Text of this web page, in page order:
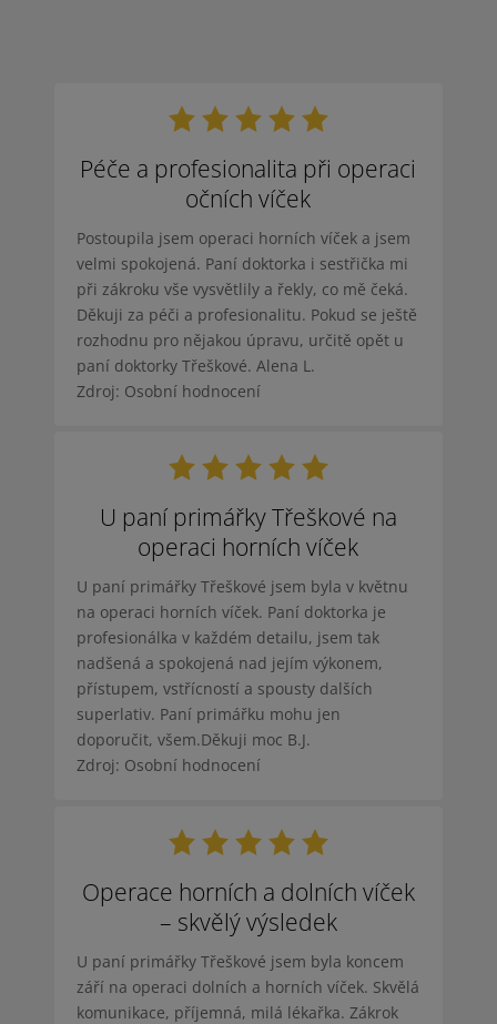
Péče a profesionalita při operaci
očních víček
Postoupila jsem operaci horních víček a jsem
velmi spokojená. Paní doktorka i sestřička mi
při zákroku vše vysvětlily a řekly, co mě čeká.
Děkuji za péči a profesionalitu. Pokud se ještě
rozhodnu pro nějakou úpravu, určitě opět u
paní doktorky Třeškové. Alena L.
Zdroj: Osobní hodnocení
U paní primářky Třeškové na
operaci horních víček
U paní primářky Třeškové jsem byla v květnu
na operaci horních víček. Paní doktorka je
profesionálka v každém detailu, jsem tak
nadšená a spokojená nad jejím výkonem,
přístupem, vstřícností a spousty dalších
superlativ. Paní primářku mohu jen
doporučit, všem.Děkuji moc B.J.
Zdroj: Osobní hodnocení
Operace horních a dolních víček
– skvělý výsledek
U paní primářky Třeškové jsem byla koncem
září na operaci dolních a horních víček. Skvělá
komunikace, příjemná, milá lékařka. Zákrok